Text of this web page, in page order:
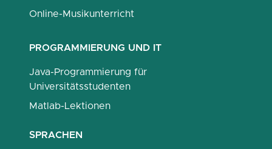
Online-Musikunterricht
PROGRAMMIERUNG UND IT
Java-Programmierung für
Universitätsstudenten
Matlab-Lektionen
SPRACHEN